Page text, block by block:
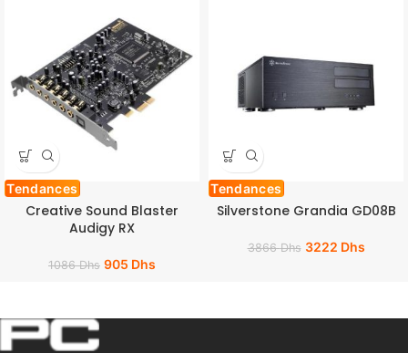
Tendances
Creative Sound Blaster
Audigy RX
1086Dhs 905 Dhs
Tendances
Silverstone Grandia GD08B
3866Dhs 3222 Dhs